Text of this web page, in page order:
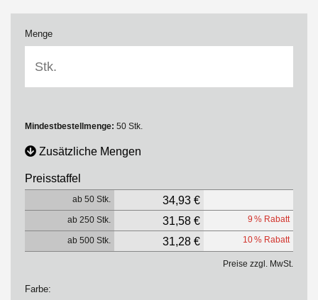
Menge
Mindestbestellmenge: 50 Stk.
Zusätzliche Mengen
Preisstaffel
ab 50 Stk. 34,93 €
ab 250 Stk. 31,58 € 9 % Rabatt
ab 500 Stk. 31,28 € 10 % Rabatt
Preise zzgl. MwSt.
Farbe: